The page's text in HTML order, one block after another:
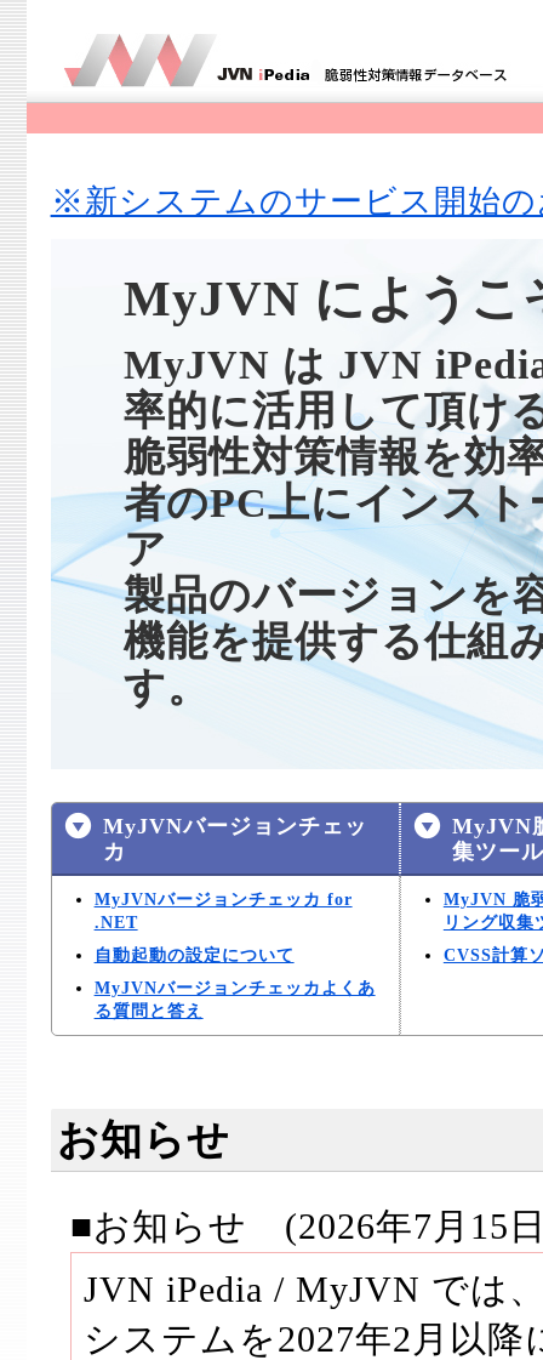
※新システムのサービス開始
MyJVN にようこ
MyJVN は JVN
率的に活用して頂け
脆弱性対策情報を効
者のPC上にインス
ア
製品のバージョンを
機能を提供する仕組
す。
MyJVNバージョンチェッ
カ
MyJVNバージョンチェッカ for
.NET
自動起動の設定について
MyJVNバージョンチェッカよくあ
る質問と答え
MyJVN
集ツール
MyJVN 脆
リング収
CVSS計算
お知らせ
■お知らせ (2026年7月15
JVN iPedia / MyJVN では
システムを2027年2月以